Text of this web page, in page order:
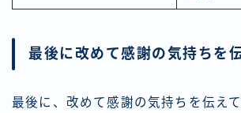
最後に改めて感謝の気持ちを
最後に、改めて感謝の気持ちを伝え